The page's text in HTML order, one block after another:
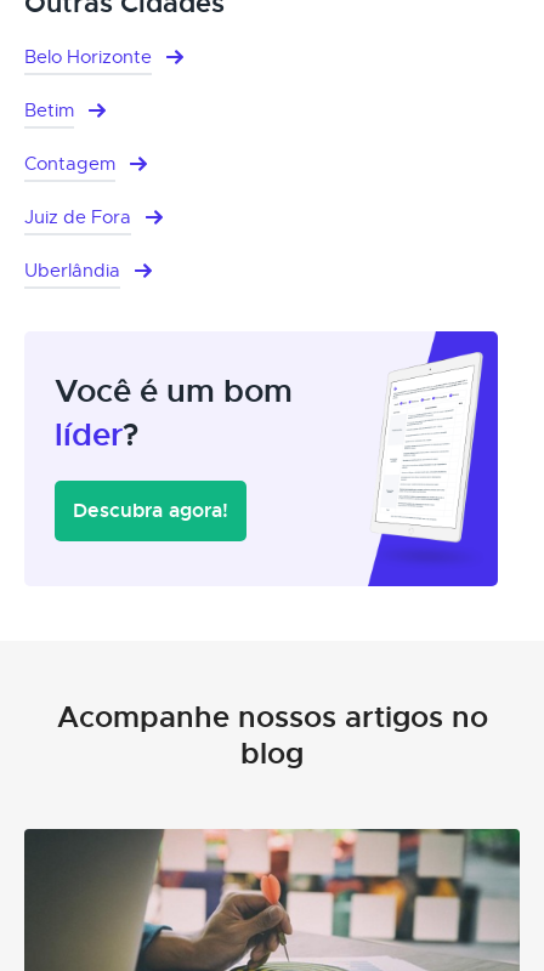
Belo Horizonte
Betim
Contagem
Juiz de Fora
Uberlândia
Você é um bom
líder?
Descubra agora!
Acompanhe nossos artigos no
blog